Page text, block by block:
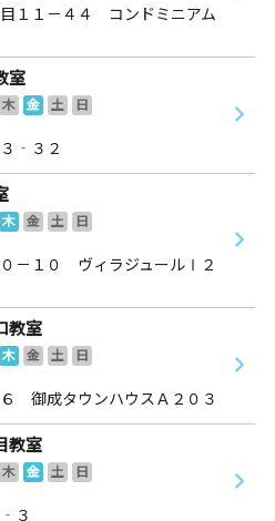
１１－４４ コンドミニアム
室
木 金 土
日
‐３２
木 金 土
日
－１０ ヴィラジュールⅠ２
教室
木 金 土
日
御成タウンハウスＡ２０３
教室
木 金 土
日
３